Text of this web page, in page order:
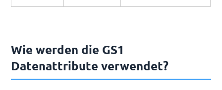
Wie werden die GS1
Datenattribute verwendet?